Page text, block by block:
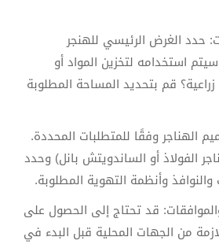
حدد الغرض الرئيسي للهنجر
استخدامه لتخزين المواد أو
قم بتحديد المساحة المطلوبة
الهناجر وفقًا للمتطلبات المحددة.
الفولاذ أو الساندويتش بانل) وحدد
والنوافذ وأنظمة التهوية المطلوبة.
قد تحتاج إلى الحصول على
من الجهات المحلية قبل البدء في